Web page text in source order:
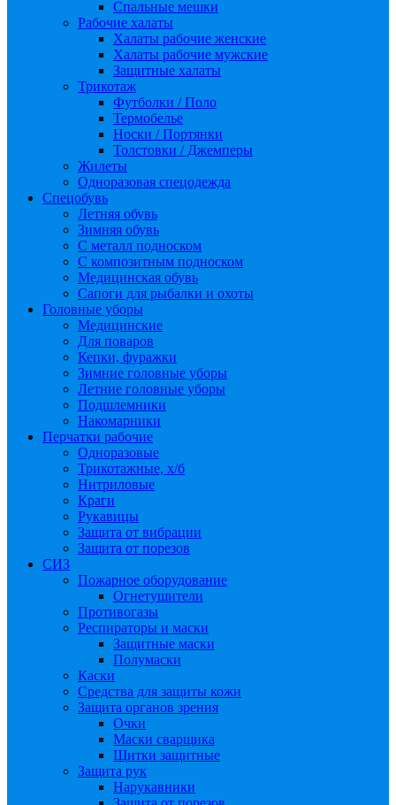
Спальные мешки
Рабочие халаты
Халаты рабочие женские
Халаты рабочие мужские
Защитные халаты
Трикотаж
Футболки / Поло
Термобелье
Носки / Портянки
Толстовки / Джемперы
Жилеты
Одноразовая спецодежда
Спецобувь
Летняя обувь
Зимняя обувь
С металл подноском
С композитным подноском
Медицинская обувь
Сапоги для рыбалки и охоты
Головные уборы
Медицинские
Для поваров
Кепки, фуражки
Зимние головные уборы
Летние головные уборы
Подшлемники
Накомарники
Перчатки рабочие
Одноразовые
Трикотажные, х/б
Нитриловые
Краги
Рукавицы
Защита от вибрации
Защита от порезов
СИЗ
Пожарное оборудование
Огнетушители
Противогазы
Респираторы и маски
Защитные маски
Полумаски
Каски
Средства для защиты кожи
Защита органов зрения
Очки
Маски сварщика
Щитки защитные
Защита рук
Нарукавники